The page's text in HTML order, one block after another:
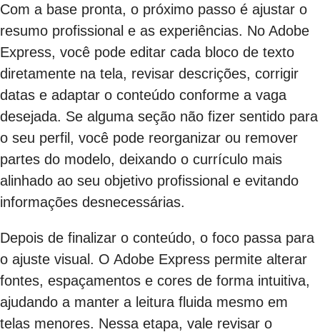
Com a base pronta, o próximo passo é ajustar o
resumo profissional e as experiências. No Adobe
Express, você pode editar cada bloco de texto
diretamente na tela, revisar descrições, corrigir
datas e adaptar o conteúdo conforme a vaga
desejada. Se alguma seção não fizer sentido para
o seu perfil, você pode reorganizar ou remover
partes do modelo, deixando o currículo mais
alinhado ao seu objetivo profissional e evitando
informações desnecessárias.
Depois de finalizar o conteúdo, o foco passa para
o ajuste visual. O Adobe Express permite alterar
fontes, espaçamentos e cores de forma intuitiva,
ajudando a manter a leitura fluida mesmo em
telas menores. Nessa etapa, vale revisar o